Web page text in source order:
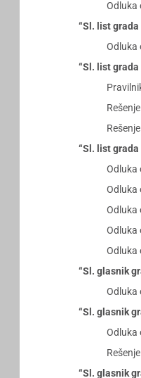
Odluka
“Sl. list
Odluka
“Sl. list
“Sl. list grada
Odluka
Odluka
Odluka
Odluka
Odluka
“Sl. glasnik
Odluka
“Sl. glasnik
Odluka
“Sl. glasnik